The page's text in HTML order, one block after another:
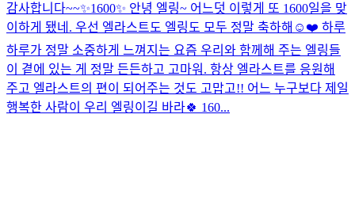
감사합니다~~✨1600✨ 안녕 엘링~ 어느덧 이렇게 또 1600일을 맞
이하게 됐네. 우선 엘라스트도 엘링도 모두 정말 축하해☺️❤️ 하루
하루가 정말 소중하게 느껴지는 요즘 우리와 함께해 주는 엘링들
이 곁에 있는 게 정말 든든하고 고마워. 항상 엘라스트를 응원해
주고 엘라스트의 편이 되어주는 것도 고맙고!! 어느 누구보다 제일
행복한 사람이 우리 엘링이길 바라🍀 160...